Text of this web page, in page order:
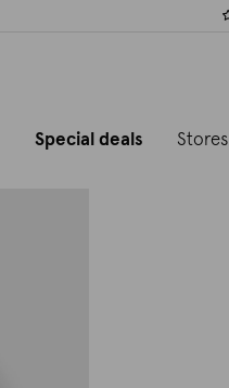
Special deals Stores